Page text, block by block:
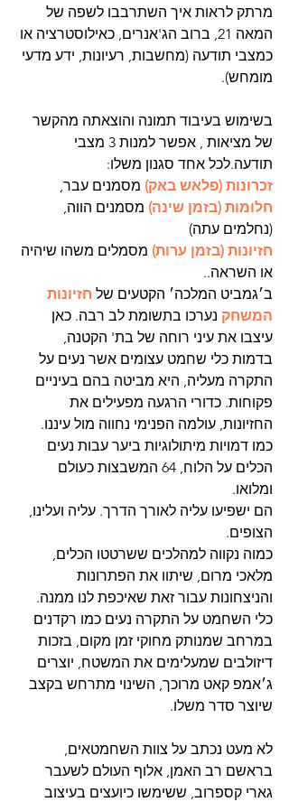
מרתק לראות איך השתרבבו לשפה של
המאה 21, ברוב הג'אנרים, כאילוסטרציה או
כמצבי תודעה (מחשבות, רעיונות, ידע מדעי
מומחש).
בשימוש בעיבוד תמונה והוצאתה מהקשר
של מציאות , אפשר למנות 3 מצבי
תודעה.לכל אחד סגנון משלו:
זכרונות (פלאש באק) מסמנים עבר,
חלומות (בזמן שינה) מסמנים הווה,
(נחלמים עתה)
חזיונות (בזמן ערות) מסמלים משהו שיהיה
או השראה..
ב׳גמביט המלכה׳ הקטעים של חזיונות
המשחק נערכו בתשומת לב רבה. כאן
עיצבו את עיני רוחה של בת' הקטנה,
בדמות כלי שחמט עצומים אשר נעים על
התקרה מעליה, היא מביטה בהם בעיניים
פקוחות. כדורי הרגעה מפעילים את
החזיונות, עולמה הפנימי נחווה מול עיננו.
כמו דמויות מיתולוגיות ביער עבות נעים
הכלים על הלוח, 64 המשבצות כעולם
ומלואו.
הם ישפיעו עליה לאורך הדרך. עליה ועלינו,
הצופים.
כמוה נקווה למהלכים ששרטטו הכלים,
מלאכי מרום, שיתוו את הפתרונות
והניצחונות עבור זאת שאיכפת לנו ממנה.
כלי השחמט על התקרה נעים כמו רקדנים
במרחב שמנותק מחוקי זמן מקום, בזכות
דיזולבים שמעלימים את המשטח, יוצרים
ג׳אמפ קאט מרוכך, השינוי מתרחש בקצב
שיוצר סדר משלו.
לא מעט נכתב על צוות השחמטאים,
בראשם רב האמן, אלוף העולם לשעבר
גארי קספרוב, ששימשו כיועצים בעיצוב